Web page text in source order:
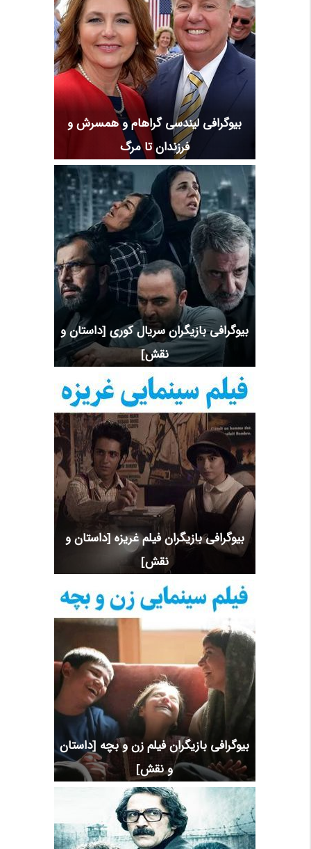
بیوگرافی لیندسی گراهام و همسرش و
فرزندان تا مرگ
بیوگرافی بازیگران سریال کوری [داستان و
نقش]
بیوگرافی بازیگران فیلم غریزه [داستان و
نقش]
بیوگرافی بازیگران فیلم زن و بچه [داستان
و نقش]